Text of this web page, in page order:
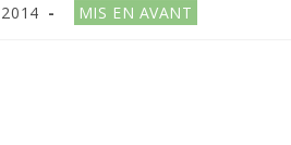
Post
category:
MIS EN AVANT